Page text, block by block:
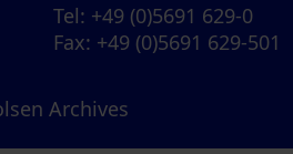
Tel: +49 (0)5691 629-0
Fax: +49 (0)5691 629-501
Archives